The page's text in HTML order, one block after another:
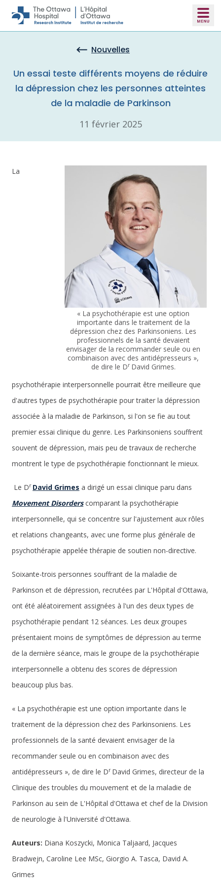
Skip to main content
Nouvelles
Un essai teste différents moyens de réduire
la dépression chez les personnes atteintes
de la maladie de Parkinson
11 février 2025
« La psychothérapie est une option
importante dans le traitement de la
dépression chez des Parkinsoniens. Les
professionnels de la santé devaient
envisager de la recommander seule ou en
combinaison avec des antidépresseurs »,
de dire le Dr David Grimes.
La
psychothérapie interpersonnelle pourrait être meilleure que
d'autres types de psychothérapie pour traiter la dépression
associée à la maladie de Parkinson, si l'on se fie au tout
premier essai clinique du genre. Les Parkinsoniens souffrent
souvent de dépression, mais peu de travaux de recherche
montrent le type de psychothérapie fonctionnant le mieux.
Le Dr David Grimes a dirigé un essai clinique paru dans
Movement Disorderscomparant la psychothérapie
interpersonnelle, qui se concentre sur l'ajustement aux rôles
et relations changeants, avec une forme plus générale de
psychothérapie appelée thérapie de soutien non-directive.
Soixante-trois personnes souffrant de la maladie de
Parkinson et de dépression, recrutées par L'Hôpital d'Ottawa,
ont été aléatoirement assignées à l'un des deux types de
psychothérapie pendant 12 séances. Les deux groupes
présentaient moins de symptômes de dépression au terme
de la dernière séance, mais le groupe de la psychothérapie
interpersonnelle a obtenu des scores de dépression
beaucoup plus bas.
« La psychothérapie est une option importante dans le
traitement de la dépression chez des Parkinsoniens. Les
professionnels de la santé devaient envisager de la
recommander seule ou en combinaison avec des
antidépresseurs », de dire le Dr David Grimes, directeur de la
Clinique des troubles du mouvement et de la maladie de
Parkinson au sein de L'Hôpital d'Ottawa et chef de la Division
de neurologie à l'Université d'Ottawa.
Auteurs: Diana Koszycki, Monica Taljaard, Jacques
Bradwejn, Caroline Lee MSc, Giorgio A. Tasca, David A.
Grimes